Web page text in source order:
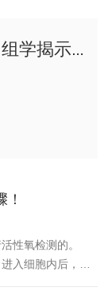
结合单细胞RNA测序和空间多组学揭示脊髓损伤后再生的分子特征
性氧检测的。
入细胞内后，可